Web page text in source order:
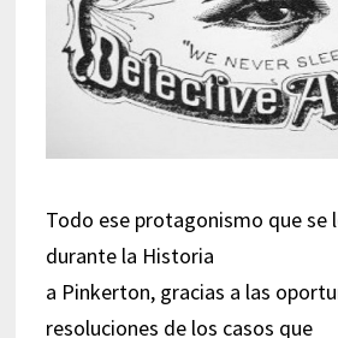
Todo ese protagonismo que se
durante la Historia
a Pinkerton, gracias a las
resoluciones de los casos que